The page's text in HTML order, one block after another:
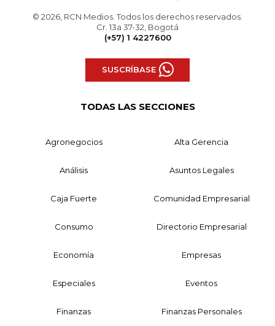
© 2026, RCN Medios. Todos los derechos reservados.
Cr. 13a 37-32, Bogotá
(+57) 1 4227600
SUSCRÍBASE
TODAS LAS SECCIONES
Agronegocios Alta Gerencia
Análisis Asuntos Legales
Caja Fuerte Comunidad Empresarial
Consumo Directorio Empresarial
Economía Empresas
Especiales Eventos
Finanzas Finanzas Personales